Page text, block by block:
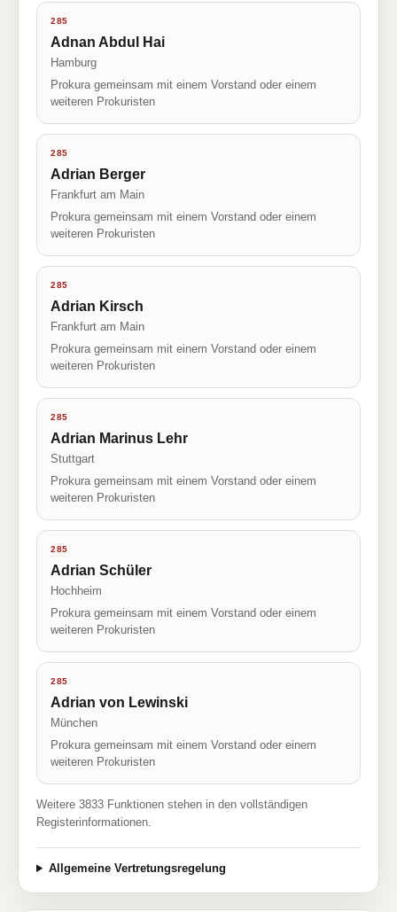
285
Adnan Abdul Hai
Hamburg
Prokura gemeinsam mit einem Vorstand oder einem
weiteren Prokuristen
285
Adrian Berger
Frankfurt am Main
Prokura gemeinsam mit einem Vorstand oder einem
weiteren Prokuristen
285
Adrian Kirsch
Frankfurt am Main
Prokura gemeinsam mit einem Vorstand oder einem
weiteren Prokuristen
285
Adrian Marinus Lehr
Stuttgart
Prokura gemeinsam mit einem Vorstand oder einem
weiteren Prokuristen
285
Adrian Schüler
Hochheim
Prokura gemeinsam mit einem Vorstand oder einem
weiteren Prokuristen
285
Adrian von Lewinski
München
Prokura gemeinsam mit einem Vorstand oder einem
weiteren Prokuristen
Weitere 3833 Funktionen stehen in den vollständigen
Registerinformationen.
Allgemeine Vertretungsregelung